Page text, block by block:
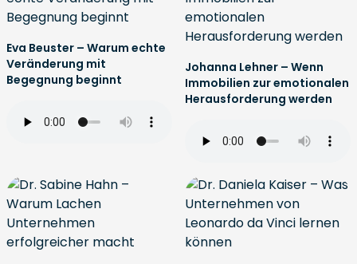
Eva Beuster – Warum echte
Veränderung mit
Begegnung beginnt
Johanna Lehner – Wenn
Immobilien zur emotionalen
Herausforderung werden